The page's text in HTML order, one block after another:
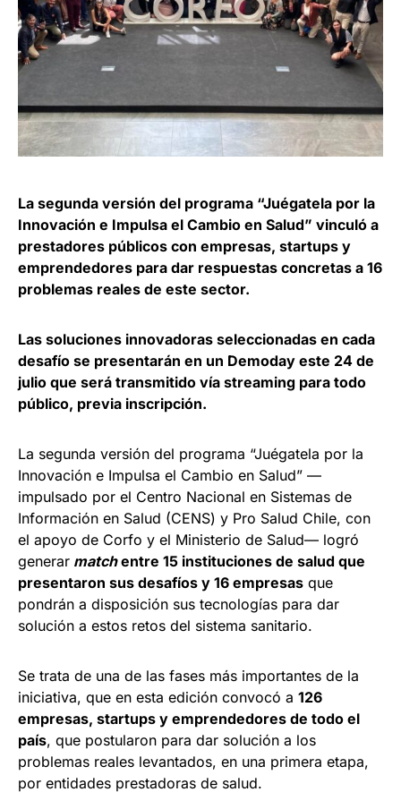
La segunda versión del programa “Juégatela por la
Innovación e Impulsa el Cambio en Salud” vinculó a
prestadores públicos con empresas, startups y
emprendedores para dar respuestas concretas a 16
problemas reales de este sector.
Las soluciones innovadoras seleccionadas en cada
desafío se presentarán en un Demoday este 24 de
julio que será transmitido vía streaming para todo
público, previa inscripción.
La segunda versión del programa “Juégatela por la
Innovación e Impulsa el Cambio en Salud” —
impulsado por el Centro Nacional en Sistemas de
Información en Salud (CENS) y Pro Salud Chile, con
el apoyo de Corfo y el Ministerio de Salud— logró
generar matchentre 15 instituciones de salud que
presentaron sus desafíos y 16 empresas que
pondrán a disposición sus tecnologías para dar
solución a estos retos del sistema sanitario.
Se trata de una de las fases más importantes de la
iniciativa, que en esta edición convocó a 126
empresas, startups y emprendedores de todo el
país, que postularon para dar solución a los
problemas reales levantados, en una primera etapa,
por entidades prestadoras de salud.